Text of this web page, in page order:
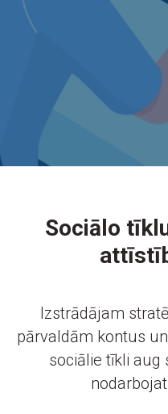
Sociālo
Izstrādājam
pārvaldām kontus
sociālie tīkli aug